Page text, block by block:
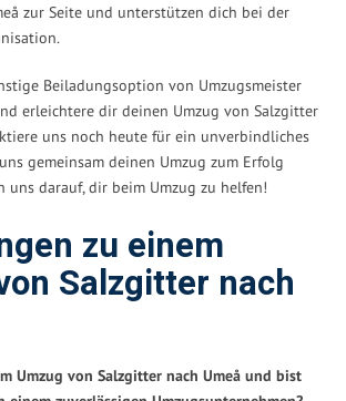
zur Seite und unterstützen dich bei der
Beiladungsoption von Umzugsmeister
erleichtere dir deinen Umzug von Salzgitter
uns noch heute für ein unverbindliches
gemeinsam deinen Umzug zum Erfolg
uns darauf, dir beim Umzug zu helfen!
zu einem
Salzgitter nach
Umzug von Salzgitter nach Umeå und bist